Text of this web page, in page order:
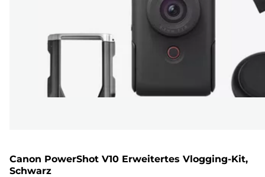
Canon PowerShot V10 Erweitertes Vlogging-Kit,
Schwarz